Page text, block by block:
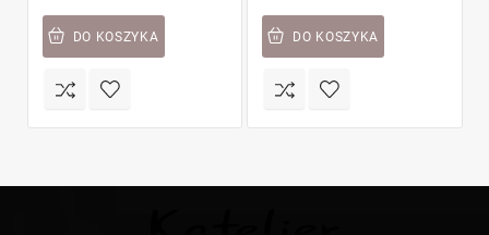
DO KOSZYKA DO KOSZYKA